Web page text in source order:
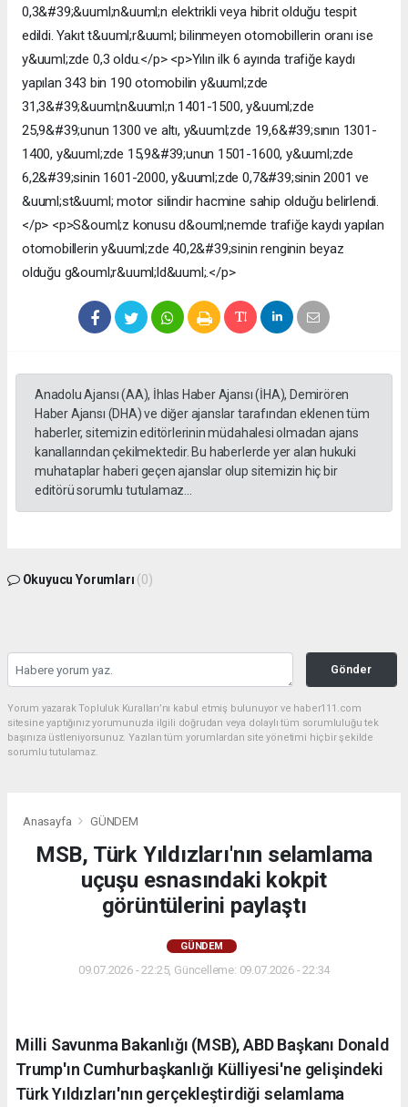
0,3&#39;&uuml;n&uuml;n elektrikli veya hibrit olduğu tespit
edildi. Yakıt t&uuml;r&uuml; bilinmeyen otomobillerin oranı ise
y&uuml;zde 0,3 oldu.</p> <p>Yılın ilk 6 ayında trafiğe kaydı
yapılan 343 bin 190 otomobilin y&uuml;zde
31,3&#39;&uuml;n&uuml;n 1401-1500, y&uuml;zde
25,9&#39;unun 1300 ve altı, y&uuml;zde 19,6&#39;sının 1301-
1400, y&uuml;zde 15,9&#39;unun 1501-1600, y&uuml;zde
6,2&#39;sinin 1601-2000, y&uuml;zde 0,7&#39;sinin 2001 ve
&uuml;st&uuml; motor silindir hacmine sahip olduğu belirlendi.
</p> <p>S&ouml;z konusu d&ouml;nemde trafiğe kaydı yapılan
otomobillerin y&uuml;zde 40,2&#39;sinin renginin beyaz
olduğu g&ouml;r&uuml;ld&uuml;.</p>
Anadolu Ajansı (AA), İhlas Haber Ajansı (İHA), Demirören
Haber Ajansı (DHA) ve diğer ajanslar tarafından eklenen tüm
haberler, sitemizin editörlerinin müdahalesi olmadan ajans
kanallarından çekilmektedir. Bu haberlerde yer alan hukuki
muhataplar haberi geçen ajanslar olup sitemizin hiç bir
editörü sorumlu tutulamaz...
Okuyucu Yorumları (0)
Gönder
Yorum yazarak Topluluk Kuralları’nı kabul etmiş bulunuyor ve haber111.com
sitesine yaptığınız yorumunuzla ilgili doğrudan veya dolaylı tüm sorumluluğu tek
başınıza üstleniyorsunuz. Yazılan tüm yorumlardan site yönetimi hiçbir şekilde
sorumlu tutulamaz.
Anasayfa GÜNDEM
MSB, Türk Yıldızları'nın selamlama
uçuşu esnasındaki kokpit
görüntülerini paylaştı
GÜNDEM
09.07.2026 - 22:25, Güncelleme: 09.07.2026 - 22:34
Milli Savunma Bakanlığı (MSB), ABD Başkanı Donald
Trump'ın Cumhurbaşkanlığı Külliyesi'ne gelişindeki
Türk Yıldızları'nın gerçekleştirdiği selamlama